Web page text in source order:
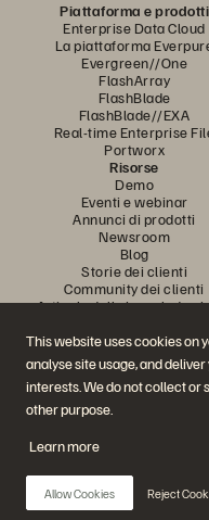
This website uses cookies on
analyse site usage, and
interests. We do not collect
other purpose.
Learn more
Allow Cookies Reject
Piattaforma e prodotti
Enterprise Data Cloud
La piattaforma
Evergreen//One
FlashArray
FlashBlade
FlashBlade//EXA
Real-time Enterprise
Portworx
Risorse
Demo
Eventi e webinar
Annunci di prodotti
Newsroom
Blog
Storie dei clienti
Community dei clienti
Articolo della knowledge
Partecipa
Segui tutti i
© 2026
PrivacyTermini del sito Web